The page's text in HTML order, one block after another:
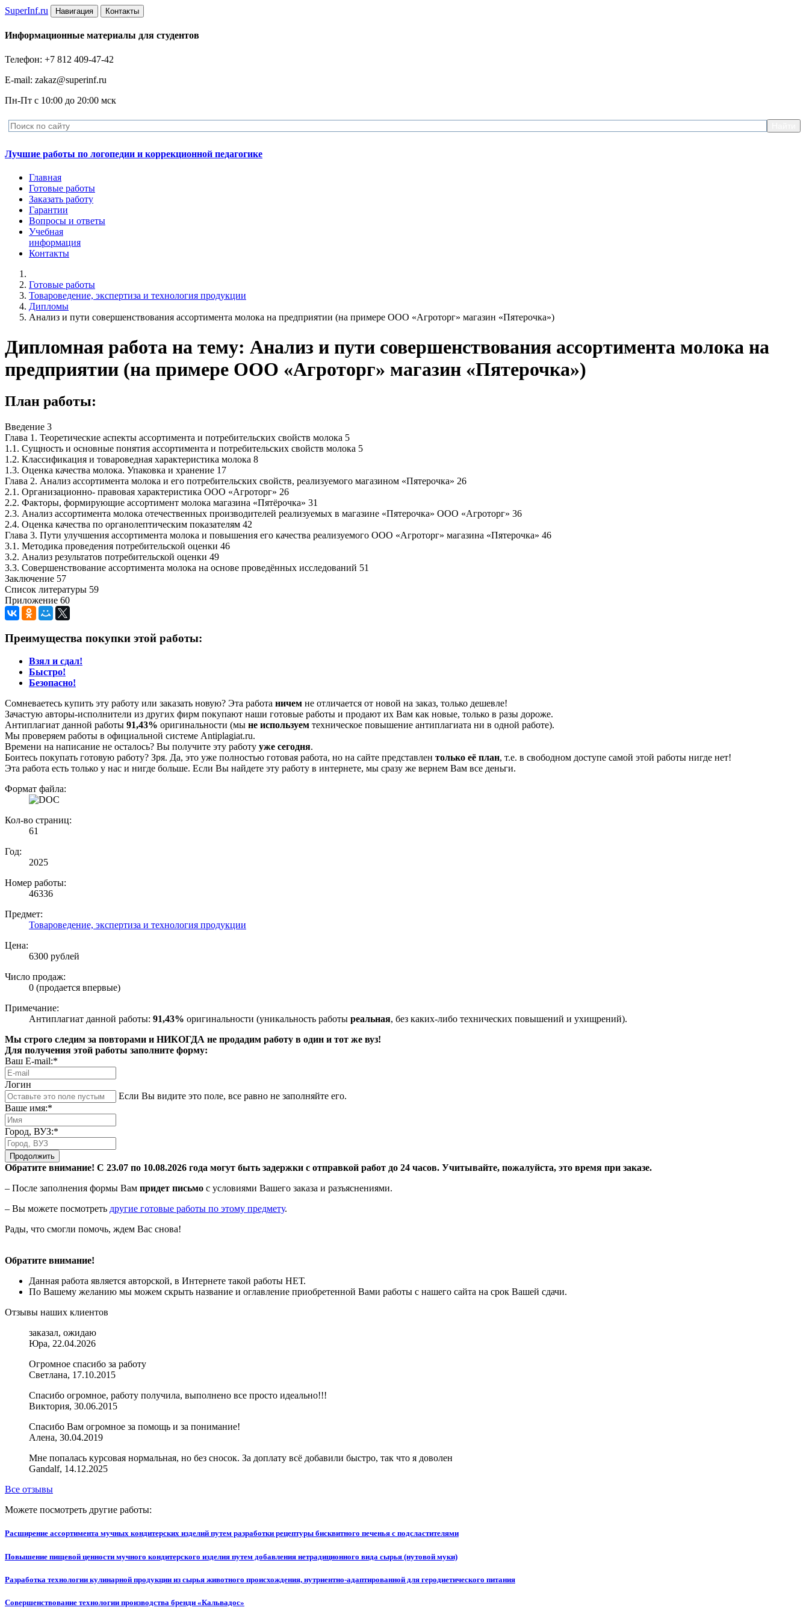
SuperInf.ru Навигация Контакты
Информационные материалы для студентов
Телефон: +7 812 409-47-42
E-mail: zakaz@superinf.ru
Пн-Пт с 10:00 до 20:00 мск
Лучшие работы по логопедии и коррекционной педагогике
Главная
Готовые работы
Заказать работу
Гарантии
Вопросы и ответы
Учебная
информация
Контакты
Готовые работы
Товароведение, экспертиза и технология продукции
Дипломы
Анализ и пути совершенствования ассортимента молока на предприятии (на примере ООО «Агроторг» магазин «Пятерочка»)
Дипломная работа на тему: Анализ и пути совершенствования ассортимента молока на
предприятии (на примере ООО «Агроторг» магазин «Пятерочка»)
План работы:
Введение 3
Глава 1. Теоретические аспекты ассортимента и потребительских свойств молока 5
1.1. Сущность и основные понятия ассортимента и потребительских свойств молока 5
1.2. Классификация и товароведная характеристика молока 8
1.3. Оценка качества молока. Упаковка и хранение 17
Глава 2. Анализ ассортимента молока и его потребительских свойств, реализуемого магазином «Пятерочка» 26
2.1. Организационно- правовая характеристика ООО «Агроторг» 26
2.2. Факторы, формирующие ассортимент молока магазина «Пятёрочка» 31
2.3. Анализ ассортимента молока отечественных производителей реализуемых в магазине «Пятерочка» ООО «Агроторг» 36
2.4. Оценка качества по органолептическим показателям 42
Глава 3. Пути улучшения ассортимента молока и повышения его качества реализуемого ООО «Агроторг» магазина «Пятерочка» 46
3.1. Методика проведения потребительской оценки 46
3.2. Анализ результатов потребительской оценки 49
3.3. Совершенствование ассортимента молока на основе проведённых исследований 51
Заключение 57
Список литературы 59
Приложение 60
Преимущества покупки этой работы:
Взял и сдал!
Быстро!
Безопасно!
Сомневаетесь купить эту работу или заказать новую? Эта работа ничем не отличается от новой на заказ, только дешевле!
Зачастую авторы-исполнители из других фирм покупают наши готовые работы и продают их Вам как новые, только в разы дороже.
Антиплагиат данной работы 91,43% оригинальности (мы не используем техническое повышение антиплагиата ни в одной работе).
Мы проверяем работы в официальной системе Аntiplagiat.ru.
Времени на написание не осталось? Вы получите эту работу уже сегодня.
Боитесь покупать готовую работу? Зря. Да, это уже полностью готовая работа, но на сайте представлен только её план, т.е. в свободном доступе самой этой работы нигде нет!
Эта работа есть только у нас и нигде больше. Если Вы найдете эту работу в интернете, мы сразу же вернем Вам все деньги.
Формат файла:
Кол-во страниц:
61
Год:
2025
Номер работы:
46336
Предмет:
Товароведение, экспертиза и технология продукции
Цена:
6300 рублей
Число продаж:
0 (продается впервые)
Примечание:
Антиплагиат данной работы: 91,43% оригинальности (уникальность работы реальная, без каких-либо технических повышений и ухищрений).
Мы строго следим за повторами и НИКОГДА не продадим работу в один и тот же вуз!
Для получения этой работы заполните форму:
Ваш E-mail:*
Логин
Если Вы видите это поле, все равно не заполняйте его.
Ваше имя:*
Город, ВУЗ:*
Продолжить
Обратите внимание! С 23.07 по 10.08.2026 года могут быть задержки с отправкой работ до 24 часов. Учитывайте, пожалуйста, это время при заказе.
– После заполнения формы Вам придет письмо с условиями Вашего заказа и разъяснениями.
– Вы можете посмотреть другие готовые работы по этому предмету.
Рады, что смогли помочь, ждем Вас снова!
Обратите внимание!
Данная работа является авторской, в Интернете такой работы НЕТ.
По Вашему желанию мы можем скрыть название и оглавление приобретенной Вами работы с нашего сайта на срок Вашей сдачи.
Отзывы наших клиентов
заказал, ожидаю
Юра, 22.04.2026
Огромное спасибо за работу
Светлана, 17.10.2015
Спасибо огромное, работу получила, выполнено все просто идеально!!!
Виктория, 30.06.2015
Спасибо Вам огромное за помощь и за понимание!
Алена, 30.04.2019
Мне попалась курсовая нормальная, но без сносок. За доплату всё добавили быстро, так что я доволен
Gandalf, 14.12.2025
Все отзывы
Можете посмотреть другие работы:
Расширение ассортимента мучных кондитерских изделий путем разработки рецептуры бисквитного печенья с подсластителями
Повышение пищевой ценности мучного кондитерского изделия путем добавления нетрадиционного вида сырья (нутовой муки)
Разработка технологии кулинарной продукции из сырья животного происхождения, нутриентно-адаптированной для геродиетического питания
Совершенствование технологии производства бренди «Кальвадос»